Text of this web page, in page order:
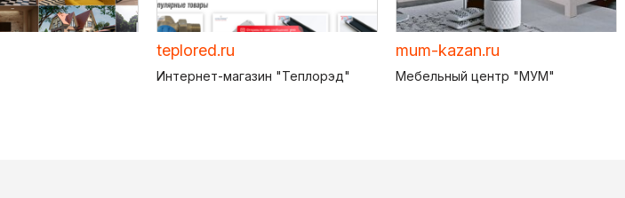
teplored.ru
Интернет-магазин "Теплорэд"
mum-kazan.ru
Мебельный центр "МУМ"